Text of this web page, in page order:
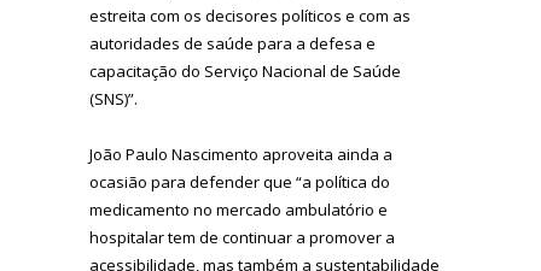
estreita com os decisores políticos e com as
autoridades de saúde para a defesa e
capacitação do Serviço Nacional de Saúde
(SNS)”.
João Paulo Nascimento aproveita ainda a
ocasião para defender que “a política do
medicamento no mercado ambulatório e
hospitalar tem de continuar a promover a
acessibilidade, mas também a sustentabilidade